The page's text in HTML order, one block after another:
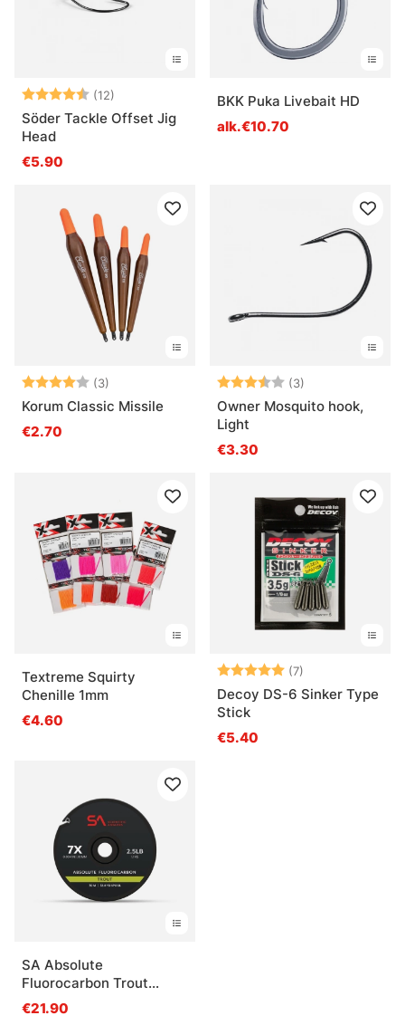
Arvio: (12)
4.4 5:sta tähdestä
Söder Tackle Offset Jig
Head
€5.90
BKK Puka Livebait HD
alk.€10.70
Arvio: (3)
4.0 5:sta tähdestä
Korum Classic Missile
€2.70
Arvio: (3)
Owner Mosquito hook,
Light
€3.30
Textreme Squirty
Chenille 1mm
€4.60
Arvio: (7)
Decoy DS-6 Sinker Type
Stick
€5.40
SA Absolute
Fluorocarbon Trout
Tippet Material
€21.90